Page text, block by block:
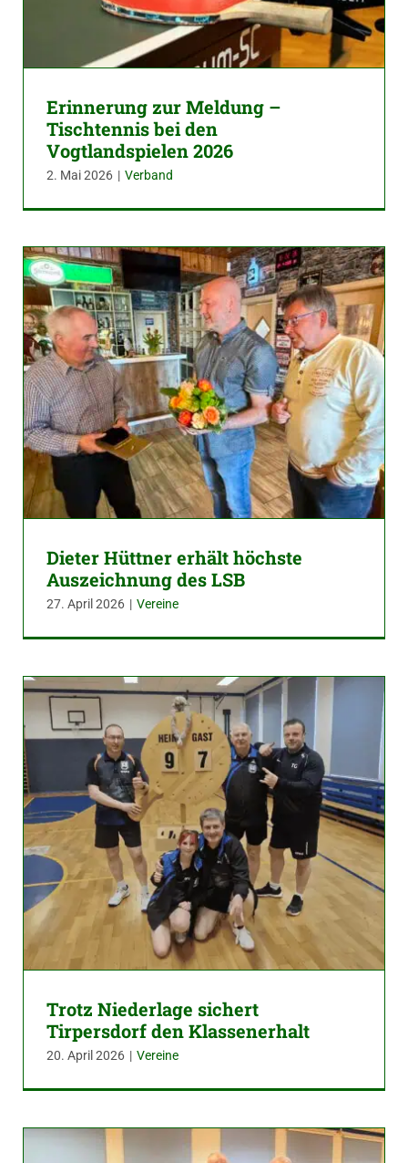
Erinnerung zur Meldung –
Tischtennis bei den
Vogtlandspielen 2026
2. Mai 2026 | Verband
Dieter Hüttner erhält höchste
Auszeichnung des LSB
27. April 2026 | Vereine
Trotz Niederlage sichert
Tirpersdorf den Klassenerhalt
20. April 2026 | Vereine